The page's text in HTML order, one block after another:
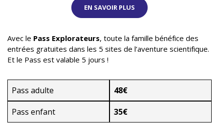
EN SAVOIR PLUS
Avec le Pass Explorateurs, toute la famille bénéfice des
entrées gratuites dans les 5 sites de l’aventure scientifique.
Et le Pass est valable 5 jours !
Pass adulte
48€
Pass enfant
35€